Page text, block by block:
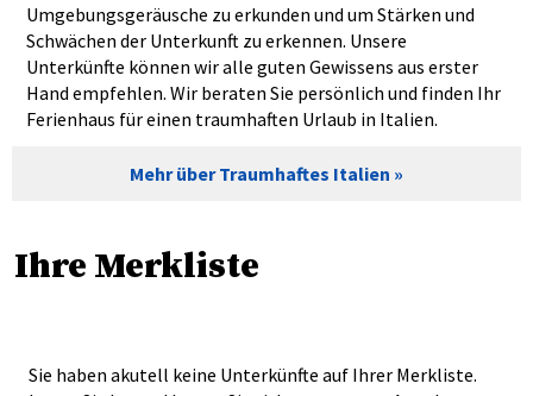
Umgebungsgeräusche zu erkunden und um Stärken und
Schwächen der Unterkunft zu erkennen. Unsere
Unterkünfte können wir alle guten Gewissens aus erster
Hand empfehlen. Wir beraten Sie persönlich und finden Ihr
Ferienhaus für einen traumhaften Urlaub in Italien.
Mehr über Traumhaftes Italien
Ihre Merkliste
Sie haben akutell keine Unterkünfte auf Ihrer Merkliste.